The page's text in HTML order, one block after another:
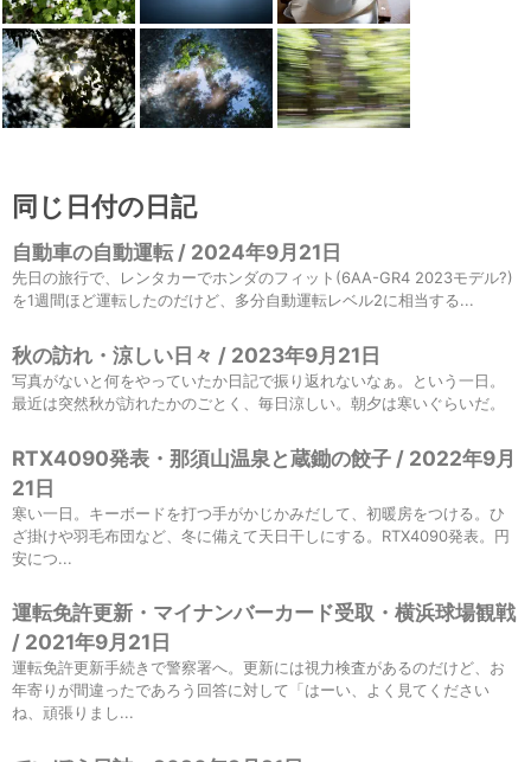
同じ日付の日記
自動車の自動運転 / 2024年9月21日
先日の旅行で、レンタカーでホンダのフィット(6AA-GR4 2023モデル?)
を1週間ほど運転したのだけど、多分自動運転レベル2に相当する...
秋の訪れ・涼しい日々 / 2023年9月21日
写真がないと何をやっていたか日記で振り返れないなぁ。という一日。
最近は突然秋が訪れたかのごとく、毎日涼しい。朝夕は寒いぐらいだ。
RTX4090発表・那須山温泉と蔵鋤の餃子 / 2022年9月
21日
寒い一日。キーボードを打つ手がかじかみだして、初暖房をつける。ひ
ざ掛けや羽毛布団など、冬に備えて天日干しにする。RTX4090発表。円
安につ...
運転免許更新・マイナンバーカード受取・横浜球場観戦
/ 2021年9月21日
運転免許更新手続きで警察署へ。更新には視力検査があるのだけど、お
年寄りが間違ったであろう回答に対して「はーい、よく見てください
ね、頑張りまし...